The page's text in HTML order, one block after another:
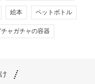
絵本 ペットボトル
チャガチャの容器